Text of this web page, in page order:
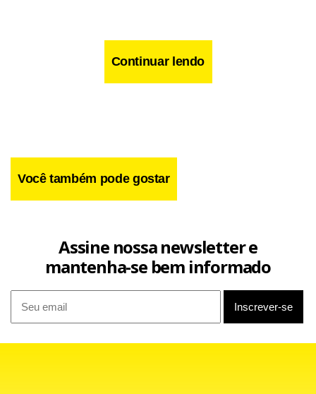
“Na noite passada, nossos drones percorreram uma
distância de cerca de 1.000 quilômetros até a região de São
Continuar lendo
Você também pode gostar
Assine nossa newsletter e
mantenha-se bem informado